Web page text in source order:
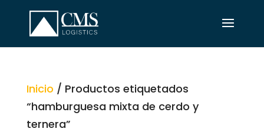
Inicio / Productos etiquetados
“hamburguesa mixta de cerdo y
ternera”